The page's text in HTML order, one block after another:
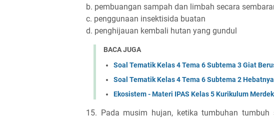
b. pembuangan sampah dan limbah secara
c. penggunaan insektisida buatan
d. penghijauan kembali hutan yang gundul
BACA JUGA
Soal Tematik Kelas 4 Tema 6 Subtema 3 Giat
Soal Tematik Kelas 4 Tema 6 Subtema 2
Ekosistem - Materi IPAS Kelas 5 Kurikulum
15. Pada musim hujan, ketika tumbuhan